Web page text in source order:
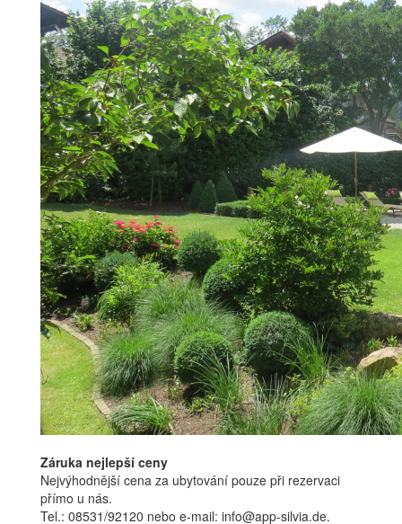
Záruka nejlepší ceny
Nejvýhodnější cena za ubytování pouze při rezervaci
přímo u nás.
Tel.: 08531/92120 nebo e-mail: info@app-silvia.de.